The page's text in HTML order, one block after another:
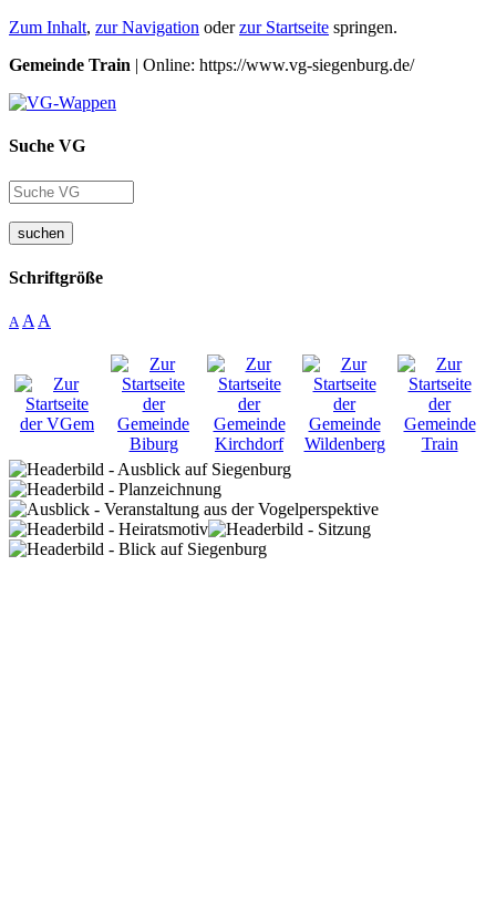
Zum Inhalt, zur Navigation oderzur Startseite springen.
Gemeinde Train | Online: https://www.vg-siegenburg.de/
Suche VG
suchen
Schriftgröße
A A A